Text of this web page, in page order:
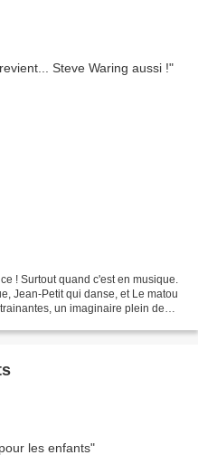
! Surtout quand c'est en musique.
Jean-Petit qui danse, et Le matou
un imaginaire plein de